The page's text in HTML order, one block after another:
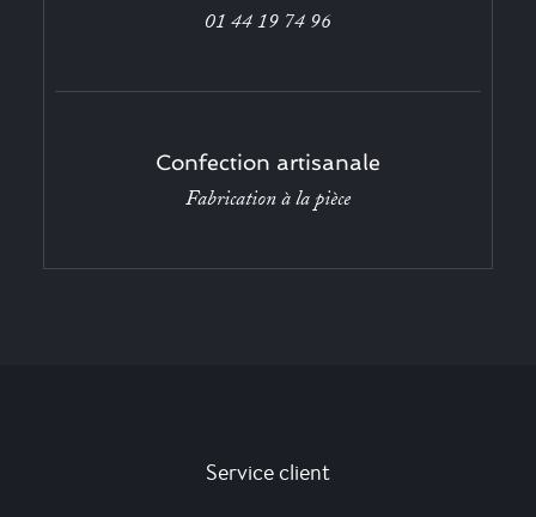
01 44 19 74 96
Confection artisanale
Fabrication à la pièce
Service client